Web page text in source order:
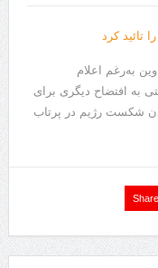
به‌رغم اعلام
به افتضاح دیگری برای
شکست رژیم در پرتاب
Share